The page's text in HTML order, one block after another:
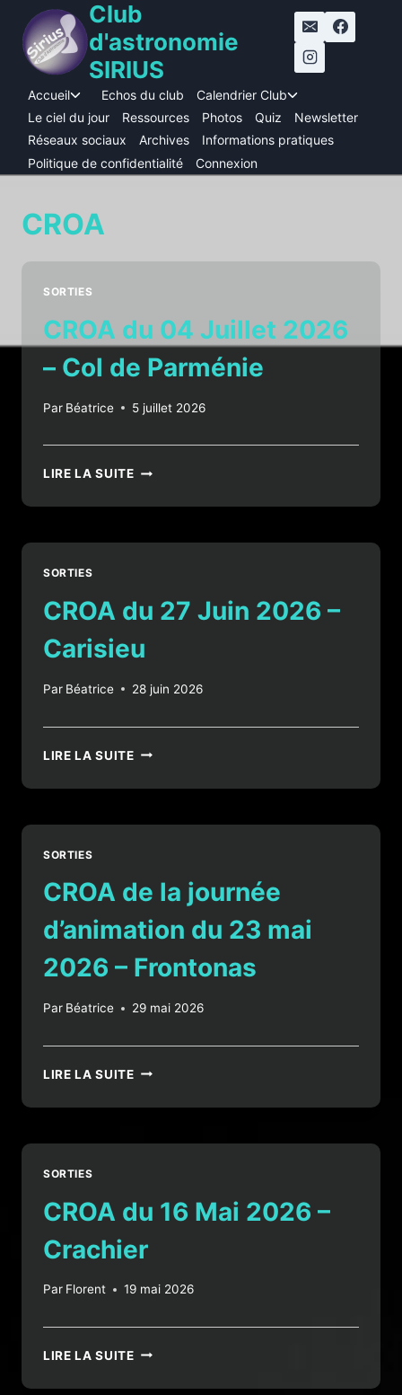
contenu
Club
d'astronomie
SIRIUS
Accueil
Ouvrir/fermer
le
menu
enfant
Echos du club Calendrier Club
le
menu
Le ciel du jour Ressources Photos Quiz
Newsletter
Réseaux sociaux
Archives
Informations pratiques
Politique de confidentialité
Connexion
CROA
SORTIES
CROA du 04 Juillet 2026
– Col de Parménie
Par Béatrice 5 juillet 2026
LIRE LA SUITECROA
04
2026
DE
PARMÉNIE
SORTIES
CROA du 27 Juin 2026 –
Carisieu
Par Béatrice 28 juin 2026
LIRE LA SUITECROA
27
2026
SORTIES
CROA de la journée
d’animation du 23 mai
2026 – Frontonas
Par Béatrice 29 mai 2026
LIRE LA SUITECROA
LA
D’ANIMATION
MAI
2026
FRONTONAS
SORTIES
CROA du 16 Mai 2026 –
Crachier
Par Florent 19 mai 2026
LIRE LA SUITECROA
16